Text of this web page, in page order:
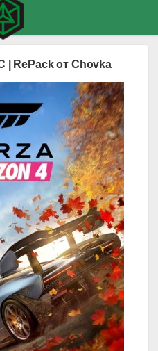
| RePack от Chovka